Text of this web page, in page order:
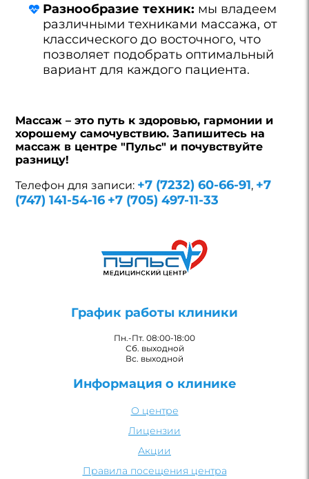
Разнообразие техник: мы владеем
различными техниками массажа, от
классического до восточного, что
позволяет подобрать оптимальный
вариант для каждого пациента.
Массаж – это путь к здоровью, гармонии и
хорошему самочувствию. Запишитесь на
массаж в центре "Пульс" и почувствуйте
разницу!
Телефон для записи: +7 (7232) 60-66-91, +7
(747) 141-54-16 +7 (705) 497-11-33
График работы клиники
Пн.-Пт. 08:00-18:00
Сб. выходной
Вс. выходной
Информация о клинике
О центре
Лицензии
Акции
Правила посещения центра